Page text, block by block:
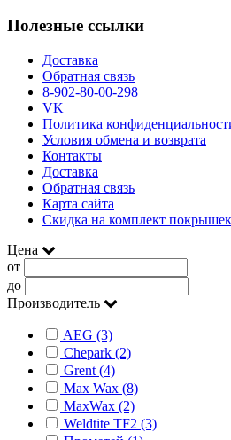
Полезные ссылки
Доставка
Обратная связь
8-902-80-00-298
VK
Политика
Условия обмена и возврата
Контакты
Доставка
Обратная связь
Карта сайта
Скидка на комплект покрышек
Цена
от
до
Производитель
AEG (3)
Chepark (2)
Grent (4)
Max Wax (8)
MaxWax (2)
Weldtite TF2 (3)